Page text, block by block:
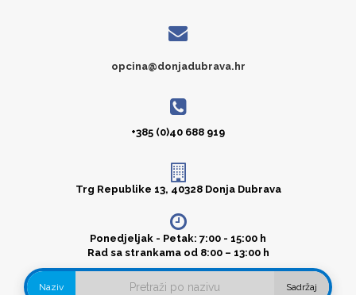
opcina@donjadubrava.hr
+385 (0)40 688 919
Trg Republike 13, 40328 Donja Dubrava
Ponedjeljak - Petak: 7:00 - 15:00 h
Rad sa strankama od 8:00 – 13:00 h
Naziv Sadržaj